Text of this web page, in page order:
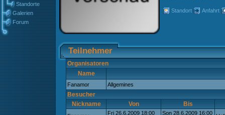
Standorte
Galerien
Forum
Standort Anfahrt
Teilnehmer
Organisatoren
Name
Fanamor Allgemines
Besucher
Nickname
Von Bis
Fri 26.6.2009 18:00
Son 28.6.2009 16:00